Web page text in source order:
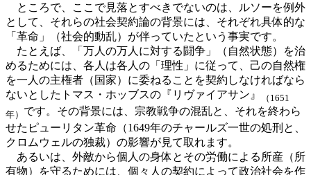
ところで、ここで見落とすべきでないのは、ルソーを例外
として、それらの社会契約論の背景には、それぞれ具体的な
「革命」（社会的動乱）が伴っていたという事実です。
たとえば、「万人の万人に対する闘争」（自然状態）を治
めるためには、各人は各人の「理性」に従って、己の自然権
を一人の主権者（国家）に委ねることを契約しなければなら
ないとしたトマス・ホッブスの『リヴァイアサン』
（1651
年） です。その背景には、宗教戦争の混乱と、それを終わら
せたピューリタン革命（1649年のチャールズ一世の処刑と、
クロムウェルの独裁）の影響が見て取れます。
あるいは、外敵から個人の身体とその労働による所産（所
有物）を守るためには、個々人の契約によって政治社会を作